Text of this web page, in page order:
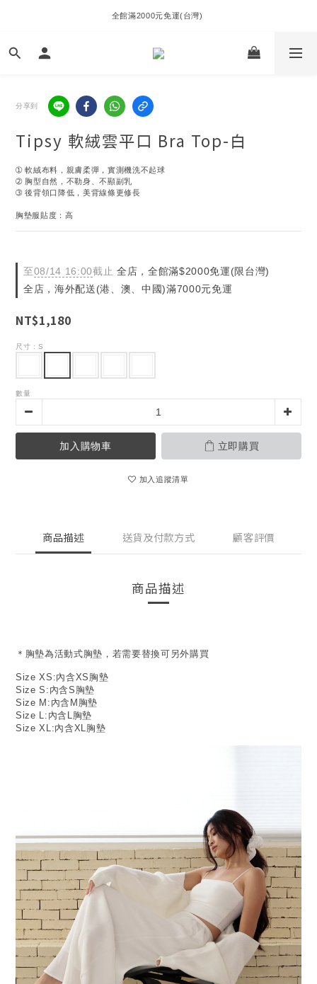
全館滿2000元免運(台灣)
分享到
Tipsy 軟絨雲平口 Bra Top-白
➀ 軟絨布料，親膚柔彈，實測機洗不起球
➁ 胸型自然，不勒身、不顯副乳
➂ 後背領口降低，美背線條更修長
胸墊服貼度：高
至08/14 16:00截止 全店，全館滿$2000免運(限台灣)
全店，海外配送(港、澳、中國)滿7000元免運
NT$1,180
尺寸 : S
數量
加入購物車 立即購買
加入追蹤清單
商品描述 送貨及付款方式 顧客評價
商品描述
＊胸墊為活動式胸墊，若需要替換可另外購買
Size XS:內含XS胸墊
Size S:內含S胸墊
Size M:內含M胸墊
Size L:內含L胸墊
Size XL:內含XL胸墊